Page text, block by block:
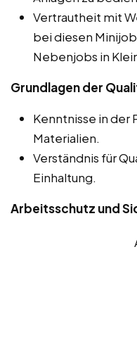
Vertrautheit mit
bei diesen
Nebenjobs in
Grundlagen der
Kenntnisse in der
Materialien.
Verständnis für
Einhaltung.
Arbeitsschutz und